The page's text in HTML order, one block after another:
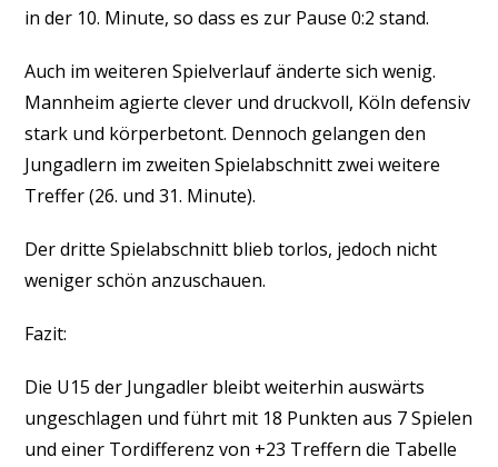
in der 10. Minute, so dass es zur Pause 0:2 stand.
Auch im weiteren Spielverlauf änderte sich wenig.
Mannheim agierte clever und druckvoll, Köln defensiv
stark und körperbetont. Dennoch gelangen den
Jungadlern im zweiten Spielabschnitt zwei weitere
Treffer (26. und 31. Minute).
Der dritte Spielabschnitt blieb torlos, jedoch nicht
weniger schön anzuschauen.
Fazit:
Die U15 der Jungadler bleibt weiterhin auswärts
ungeschlagen und führt mit 18 Punkten aus 7 Spielen
und einer Tordifferenz von +23 Treffern die Tabelle